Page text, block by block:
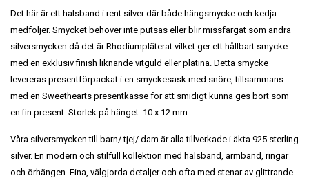
Det här är ett halsband i rent silver där både hängsmycke och kedja
medföljer. Smycket behöver inte putsas eller blir missfärgat som andra
silversmycken då det är Rhodiumpläterat vilket ger ett hållbart smycke
med en exklusiv finish liknande vitguld eller platina. Detta smycke
levereras presentförpackat i en smyckesask med snöre, tillsammans
med en Sweethearts presentkasse för att smidigt kunna ges bort som
en fin present. Storlek på hänget: 10 x 12 mm.
Våra silversmycken till barn/ tjej/ dam är alla tillverkade i äkta 925 sterling
silver. En modern och stilfull kollektion med halsband, armband, ringar
och örhängen. Fina, välgjorda detaljer och ofta med stenar av glittrande